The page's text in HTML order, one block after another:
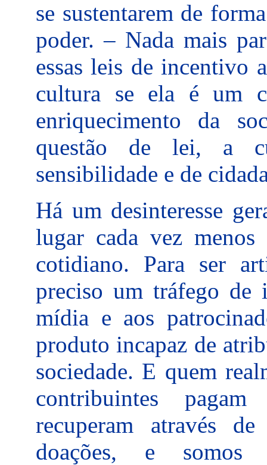
se sustentarem de
poder. – Nada mais
essas leis de incentivo
cultura se ela é um
enriquecimento da
questão de lei, a
sensibilidade e de
Há um desinteresse
lugar cada vez
cotidiano. Para ser
preciso um tráfego de
mídia e aos
produto incapaz de
sociedade. E quem
contribuintes
recuperam através
doações, e somos